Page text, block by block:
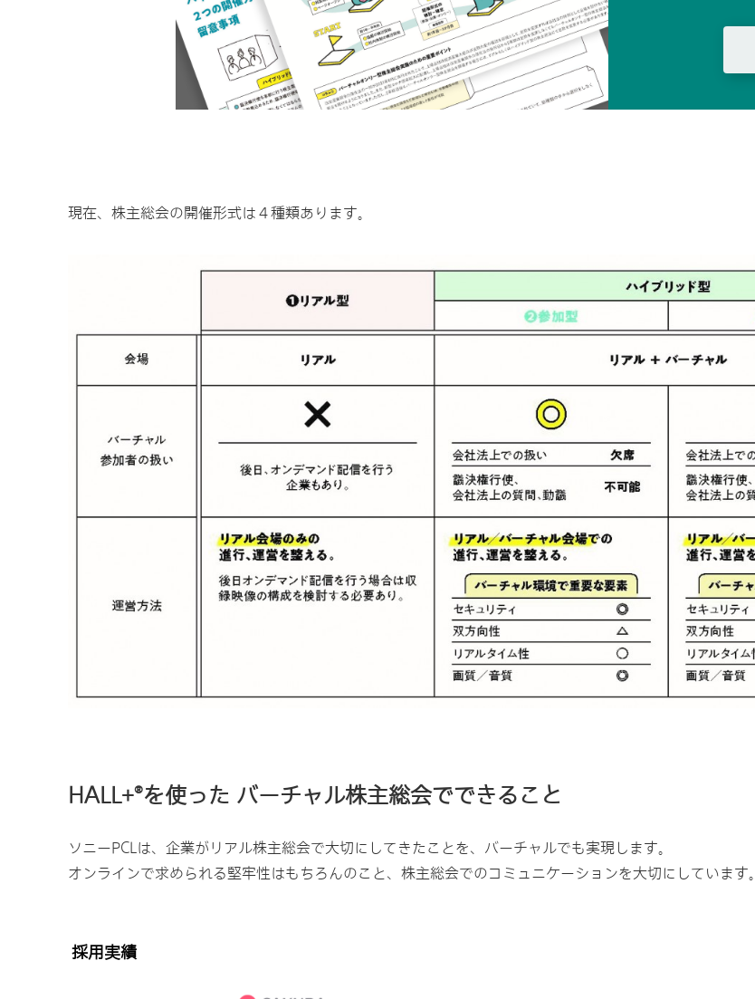
現在、株主総会の開催形式は４種類あります。
HALL+®を使った バーチャル株主総会でできること
ソニーPCLは、企業がリアル株主総会で大切にしてきたことを、バーチャルでも実現します。
オンラインで求められる堅牢性はもちろんのこと、株主総会でのコミュニケーションを大切にしています。
採用実績